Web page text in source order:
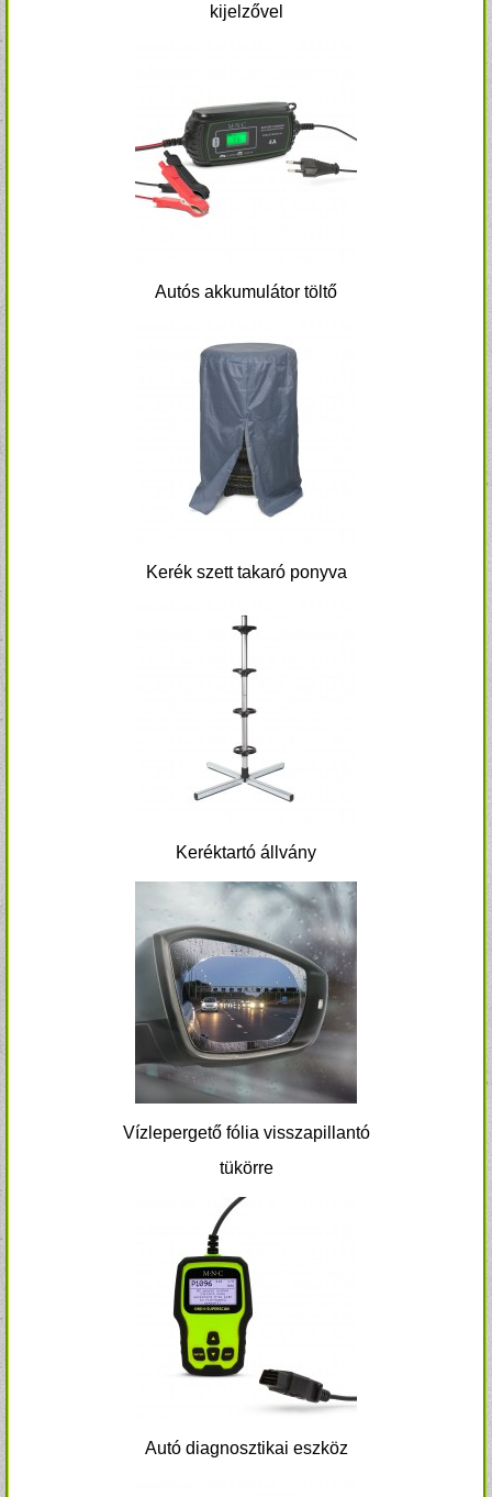
kijelzővel
Autós akkumulátor töltő
Kerék szett takaró ponyva
Keréktartó állvány
Vízlepergető fólia visszapillantó
tükörre
Autó diagnosztikai eszköz